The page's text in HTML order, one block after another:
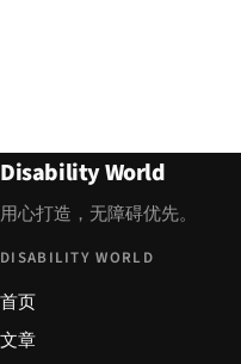
Disability World
用心打造，无障碍优先。
DISABILITY WORLD
首页
文章